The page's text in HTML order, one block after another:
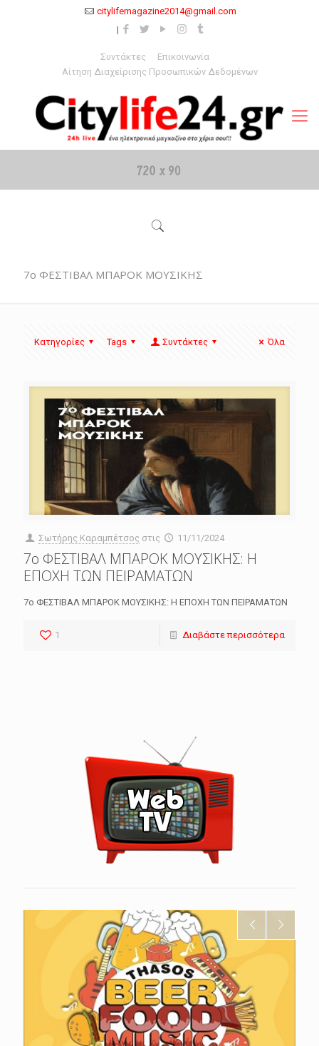
citylifemagazine2014@gmail.com
Συντάκτες
Επικοινωνία
Αίτηση Διαχείρισης Προσωπικών Δεδομένων
7ο ΦΕΣΤΙΒΑΛ ΜΠΑΡΟΚ ΜΟΥΣΙΚΗΣ
Κατηγορίες Tags Συντάκτες Όλα
Σωτήρης Καραμπέτσος στις 11/11/2024
7ο ΦΕΣΤΙΒΑΛ ΜΠΑΡΟΚ ΜΟΥΣΙΚΗΣ: Η
ΕΠΟΧΗ ΤΩΝ ΠΕΙΡΑΜΑΤΩΝ
7ο ΦΕΣΤΙΒΑΛ ΜΠΑΡΟΚ ΜΟΥΣΙΚΗΣ: Η ΕΠΟΧΗ ΤΩΝ ΠΕΙΡΑΜΑΤΩΝ
1 Διαβάστε περισσότερα